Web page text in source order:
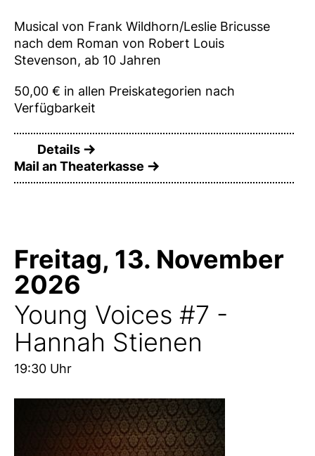
Musical von Frank Wildhorn/Leslie Bricusse
nach dem Roman von Robert Louis
Stevenson, ab 10 Jahren
50,00 € in allen Preiskategorien nach
Verfügbarkeit
Details
Mail an Theaterkasse
Freitag, 13. November
2026
Young Voices #7 -
Hannah Stienen
19:30 Uhr